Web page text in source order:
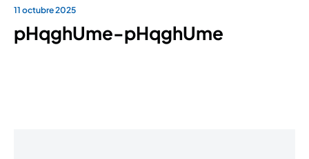
11 octubre 2025
pHqghUme-pHqghUme